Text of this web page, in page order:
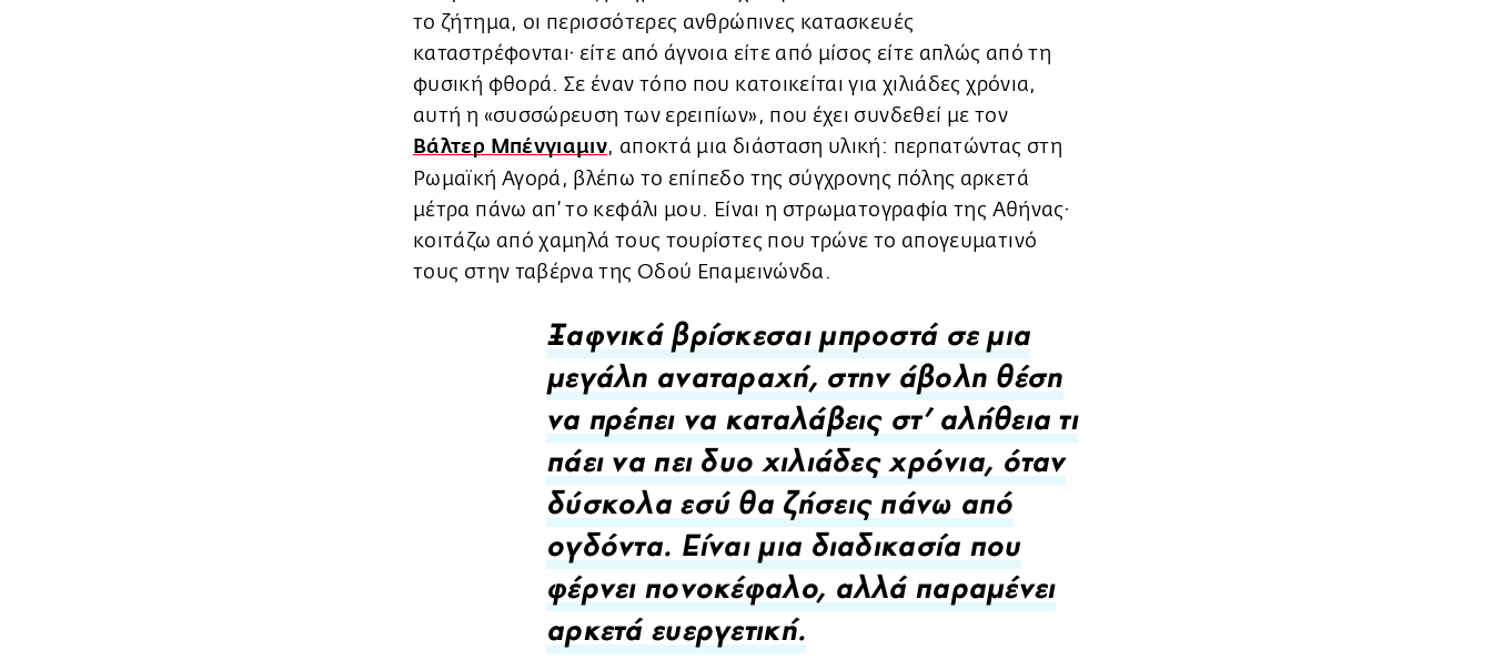
το ζήτημα, οι περισσότερες ανθρώπινες κατασκευές
καταστρέφονται· είτε από άγνοια είτε από μίσος είτε απλώς από τη
φυσική φθορά. Σε έναν τόπο που κατοικείται για χιλιάδες χρόνια,
αυτή η «συσσώρευση των ερειπίων», που έχει συνδεθεί με τον
Βάλτερ Μπένγιαμιν, αποκτά μια διάσταση υλική: περπατώντας στη
Ρωμαϊκή Αγορά, βλέπω το επίπεδο της σύγχρονης πόλης αρκετά
μέτρα πάνω απ’ το κεφάλι μου. Είναι η στρωματογραφία της Αθήνας·
κοιτάζω από χαμηλά τους τουρίστες που τρώνε το απογευματινό
τους στην ταβέρνα της Οδού Επαμεινώνδα.
Ξαφνικά βρίσκεσαι μπροστά σε μια
μεγάλη αναταραχή, στην άβολη θέση
να πρέπει να καταλάβεις στ’ αλήθεια τι
πάει να πει δυο χιλιάδες χρόνια, όταν
δύσκολα εσύ θα ζήσεις πάνω από
ογδόντα. Είναι μια διαδικασία που
φέρνει πονοκέφαλο, αλλά παραμένει
αρκετά ευεργετική.